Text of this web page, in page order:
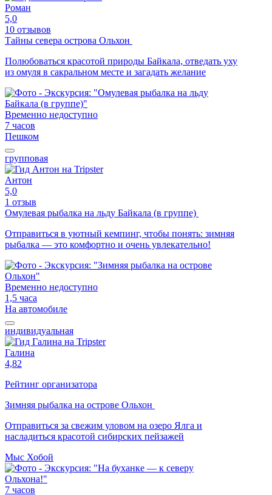
Роман
5,0
10 отзывов
Тайны севера острова Ольхон
Полюбоваться красотой природы Байкала, отведать уху
из омуля в сакральном месте и загадать желание
Временно недоступно
7 часов
Пешком
групповая
Антон
5,0
1 отзыв
Омулевая рыбалка на льду Байкала (в группе)
Отправиться в уютный кемпинг, чтобы понять: зимняя
рыбалка — это комфортно и очень увлекательно!
Временно недоступно
1,5 часа
На автомобиле
индивидуальная
Галина
4,82
Рейтинг организатора
Зимняя рыбалка на острове Ольхон
Отправиться за свежим уловом на озеро Ялга и
насладиться красотой сибирских пейзажей
Мыс Хобой
7 часов